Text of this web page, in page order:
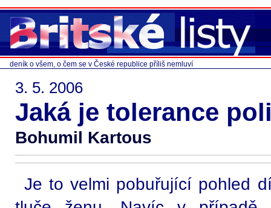
deník o všem, o čem se v České republice příliš nemluví
3. 5. 2006
Jaká je tolerance
Bohumil Kartous
Je to velmi pobuřující pohled